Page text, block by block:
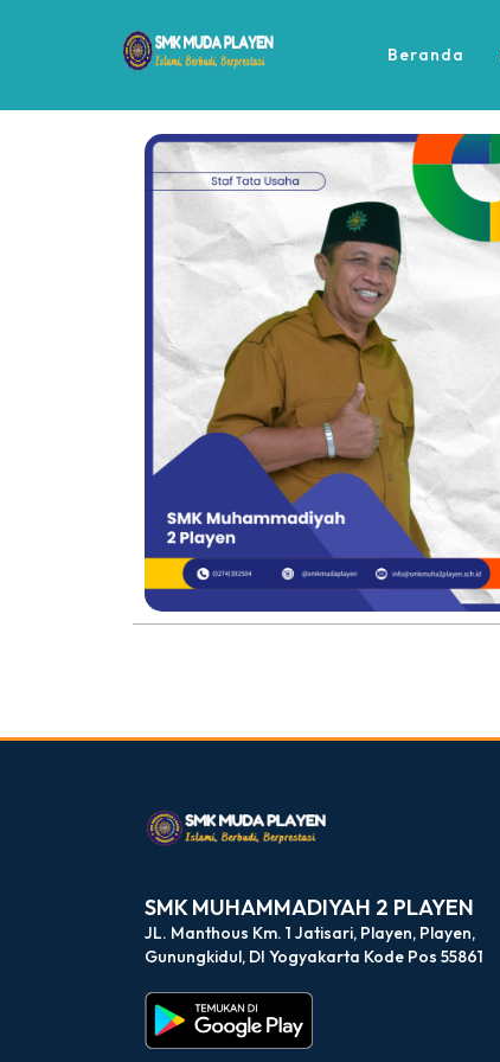
Beranda
SMK MUHAMMADIYAH 2 PLAYEN
JL. Manthous Km. 1 Jatisari, Playen, Playen,
Gunungkidul, DI Yogyakarta Kode Pos 55861